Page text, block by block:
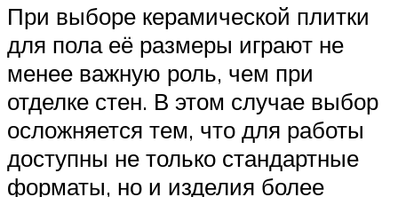
При выборе керамической плитки
для пола её размеры играют не
менее важную роль, чем при
отделке стен. В этом случае выбор
осложняется тем, что для работы
доступны не только стандартные
форматы, но и изделия более